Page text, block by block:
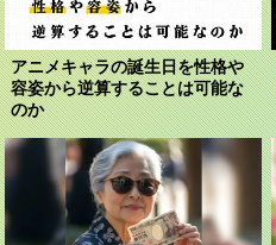
アニメキャラの誕生日を性格や
容姿から逆算することは可能な
のか